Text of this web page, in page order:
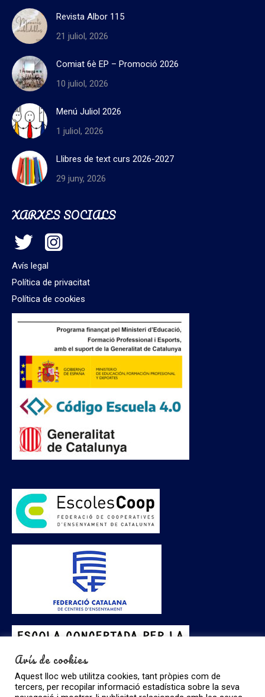
Revista Albor 115
21 juliol, 2026
Comiat 6è EP – Promoció 2026
10 juliol, 2026
Menú Juliol 2026
1 juliol, 2026
Llibres de text curs 2026-2027
29 juny, 2026
XARXES SOCIALS
Avís legal
Política de privacitat
Política de cookies
Avís de cookies
Aquest lloc web utilitza cookies, tant pròpies com de
tercers, per recopilar informació estadística sobre la seva